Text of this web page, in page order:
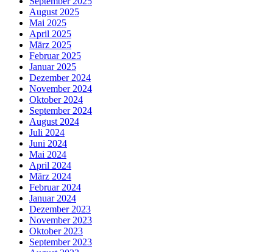
August 2025
Mai 2025
April 2025
März 2025
Februar 2025
Januar 2025
Dezember 2024
November 2024
Oktober 2024
September 2024
August 2024
Juli 2024
Juni 2024
Mai 2024
April 2024
März 2024
Februar 2024
Januar 2024
Dezember 2023
November 2023
Oktober 2023
September 2023